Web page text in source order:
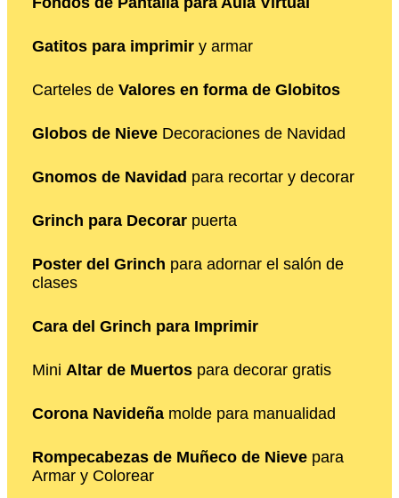
Gatitos para imprimir y armar
Carteles de Valores en forma de Globitos
Globos de Nieve Decoraciones de Navidad
Gnomos de Navidad para recortar y decorar
Grinch para Decorar puerta
Poster del Grinch para adornar el salón de
clases
Cara del Grinch para Imprimir
Mini Altar de Muertos para decorar gratis
Corona Navideña molde para manualidad
Rompecabezas de Muñeco de Nieve para
Armar y Colorear